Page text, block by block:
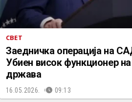
СВЕТ
Заедничка операција на
Убиен висок функционер
држава
16.05.2026. 09:13